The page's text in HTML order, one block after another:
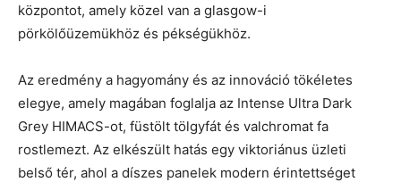
központot, amely közel van a glasgow-i
pörkölőüzemükhöz és pékségükhöz.
Az eredmény a hagyomány és az innováció tökéletes
elegye, amely magában foglalja az Intense Ultra Dark
Grey HIMACS-ot, füstölt tölgyfát és valchromat fa
rostlemezt. Az elkészült hatás egy viktoriánus üzleti
belső tér, ahol a díszes panelek modern érintettséget